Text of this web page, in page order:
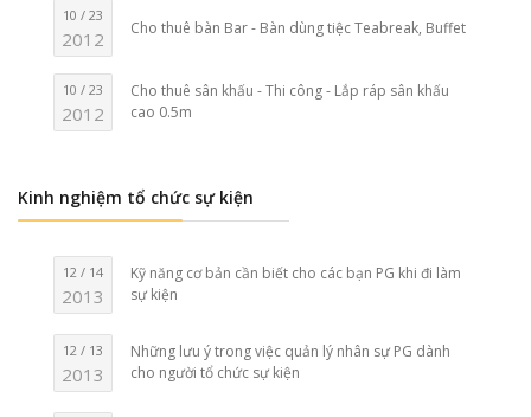
10 / 23
2012 Cho thuê bàn Bar - Bàn dùng tiệc Teabreak, Buffet
10 / 23
2012
Cho thuê sân khấu - Thi công - Lắp ráp sân khấu
cao 0.5m
Kinh nghiệm tổ chức sự kiện
12 / 14
2013
Kỹ năng cơ bản cần biết cho các bạn PG khi đi làm
sự kiện
12 / 13
2013
Những lưu ý trong việc quản lý nhân sự PG dành
cho người tổ chức sự kiện